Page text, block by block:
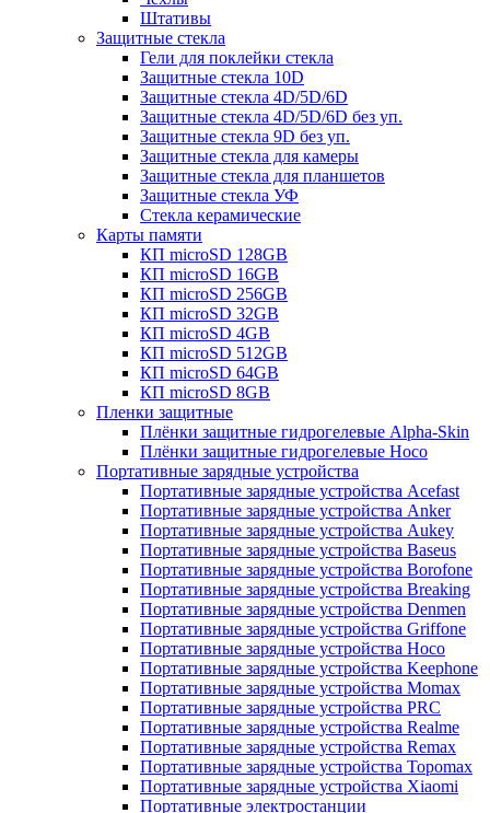
Штативы
Защитные стекла
Гели для поклейки стекла
Защитные стекла 10D
Защитные стекла 4D/5D/6D
Защитные стекла 4D/5D/6D без уп.
Защитные стекла 9D без уп.
Защитные стекла для камеры
Защитные стекла для планшетов
Защитные стекла УФ
Стекла керамические
Карты памяти
КП microSD 128GB
КП microSD 16GB
КП microSD 256GB
КП microSD 32GB
КП microSD 4GB
КП microSD 512GB
КП microSD 64GB
КП microSD 8GB
Пленки защитные
Плёнки защитные гидрогелевые Alpha-Skin
Плёнки защитные гидрогелевые Hoco
Портативные зарядные устройства
Портативные зарядные устройства Acefast
Портативные зарядные устройства Anker
Портативные зарядные устройства Aukey
Портативные зарядные устройства Baseus
Портативные зарядные устройства Borofone
Портативные зарядные устройства Breaking
Портативные зарядные устройства Denmen
Портативные зарядные устройства Griffone
Портативные зарядные устройства Hoco
Портативные зарядные устройства Keephone
Портативные зарядные устройства Momax
Портативные зарядные устройства PRC
Портативные зарядные устройства Realme
Портативные зарядные устройства Remax
Портативные зарядные устройства Topomax
Портативные зарядные устройства Xiaomi
Портативные электростанции